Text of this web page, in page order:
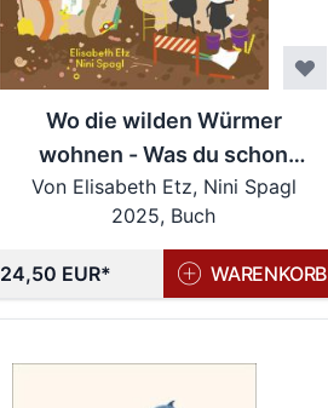
Wo die wilden Würmer
wohnen - Was du schon
immer über das Leben unter
der Erde wissen wolltest
Von Elisabeth Etz, Nini Spagl
2025, Buch
24,50 EUR WARENKORB